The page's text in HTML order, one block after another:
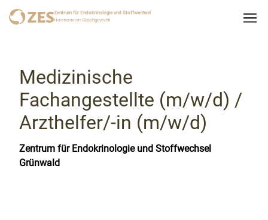
Zentrum für Endokrinologie und Stoffwechsel
Hormone im Gleichgewicht
Medizinische
Fachangestellte (m/w/d) /
Arzthelfer/-in (m/w/d)
Zentrum für Endokrinologie und Stoffwechsel
Grünwald